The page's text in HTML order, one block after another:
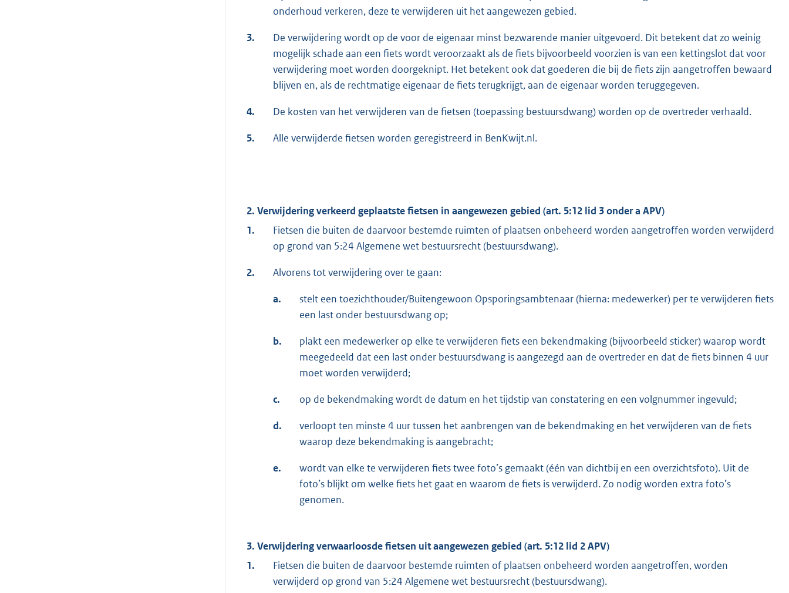
onderhoud verkeren, deze te verwijderen uit het aangewezen gebied.
3.
De verwijdering wordt op de voor de eigenaar minst bezwarende manier uitgevoerd. Dit betekent dat zo weinig
mogelijk schade aan een fiets wordt veroorzaakt als de fiets bijvoorbeeld voorzien is van een kettingslot dat voor
verwijdering moet worden doorgeknipt. Het betekent ook dat goederen die bij de fiets zijn aangetroffen bewaard
blijven en, als de rechtmatige eigenaar de fiets terugkrijgt, aan de eigenaar worden teruggegeven.
4. De kosten van het verwijderen van de fietsen (toepassing bestuursdwang) worden op de overtreder verhaald.
5. Alle verwijderde fietsen worden geregistreerd in BenKwijt.nl.
2. Verwijdering verkeerd geplaatste fietsen in aangewezen gebied (art. 5:12 lid 3 onder a APV)
1.
Fietsen die buiten de daarvoor bestemde ruimten of plaatsen onbeheerd worden aangetroffen worden verwijderd
op grond van 5:24 Algemene wet bestuursrecht (bestuursdwang).
2. Alvorens tot verwijdering over te gaan:
a.
stelt een toezichthouder/Buitengewoon Opsporingsambtenaar (hierna: medewerker) per te verwijderen fiets
een last onder bestuursdwang op;
b.
plakt een medewerker op elke te verwijderen fiets een bekendmaking (bijvoorbeeld sticker) waarop wordt
meegedeeld dat een last onder bestuursdwang is aangezegd aan de overtreder en dat de fiets binnen 4 uur
moet worden verwijderd;
c. op de bekendmaking wordt de datum en het tijdstip van constatering en een volgnummer ingevuld;
d.
verloopt ten minste 4 uur tussen het aanbrengen van de bekendmaking en het verwijderen van de fiets
waarop deze bekendmaking is aangebracht;
e.
wordt van elke te verwijderen fiets twee foto’s gemaakt (één van dichtbij en een overzichtsfoto). Uit de
foto’s blijkt om welke fiets het gaat en waarom de fiets is verwijderd. Zo nodig worden extra foto’s
genomen.
3. Verwijdering verwaarloosde fietsen uit aangewezen gebied (art. 5:12 lid 2 APV)
1.
Fietsen die buiten de daarvoor bestemde ruimten of plaatsen onbeheerd worden aangetroffen, worden
verwijderd op grond van 5:24 Algemene wet bestuursrecht (bestuursdwang).